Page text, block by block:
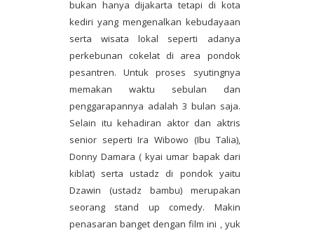
bukan hanya dijakarta tetapi di kota
kediri yang mengenalkan kebudayaan
serta wisata lokal seperti adanya
perkebunan cokelat di area pondok
pesantren. Untuk proses syutingnya
memakan waktu sebulan dan
penggarapannya adalah 3 bulan saja.
Selain itu kehadiran aktor dan aktris
senior seperti Ira Wibowo (Ibu Talia),
Donny Damara ( kyai umar bapak dari
kiblat) serta ustadz di pondok yaitu
Dzawin (ustadz bambu) merupakan
seorang stand up comedy. Makin
penasaran banget dengan film ini , yuk